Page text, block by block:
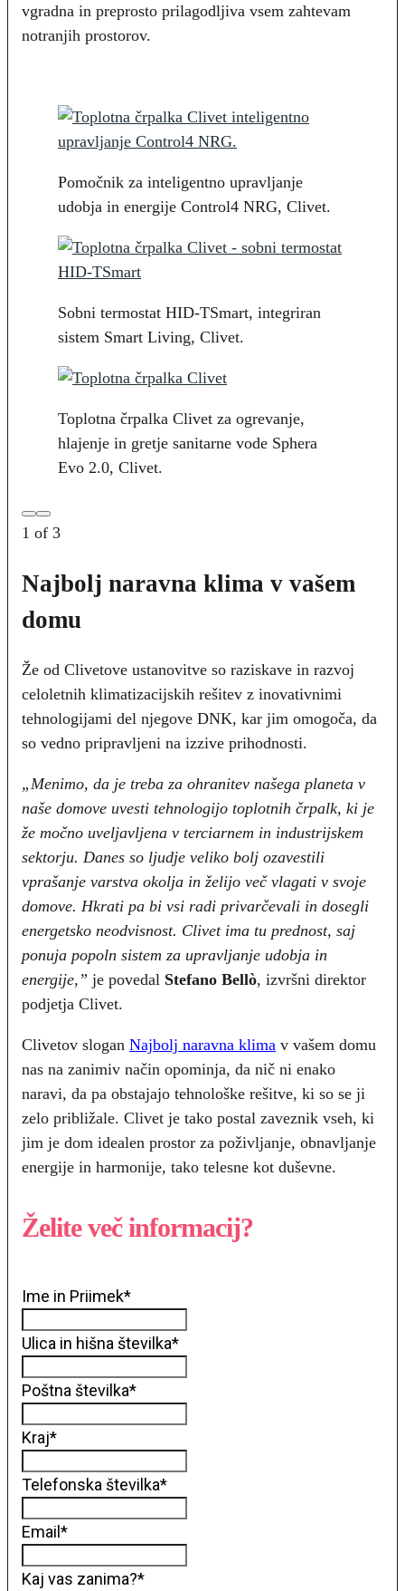
vgradna in preprosto prilagodljiva vsem zahtevam
notranjih prostorov.
Pomočnik za inteligentno upravljanje
udobja in energije Control4 NRG, Clivet.
Sobni termostat HID-TSmart, integriran
sistem Smart Living, Clivet.
Toplotna črpalka Clivet za ogrevanje,
hlajenje in gretje sanitarne vode Sphera
Evo 2.0, Clivet.
1 of 3
Najbolj naravna klima v vašem
domu
Že od Clivetove ustanovitve so raziskave in razvoj
celoletnih klimatizacijskih rešitev z inovativnimi
tehnologijami del njegove DNK, kar jim omogoča, da
so vedno pripravljeni na izzive prihodnosti.
„Menimo, da je treba za ohranitev našega planeta v
naše domove uvesti tehnologijo toplotnih črpalk, ki je
že močno uveljavljena v terciarnem in industrijskem
sektorju. Danes so ljudje veliko bolj ozavestili
vprašanje varstva okolja in želijo več vlagati v svoje
domove. Hkrati pa bi vsi radi privarčevali in dosegli
energetsko neodvisnost. Clivet ima tu prednost, saj
ponuja popoln sistem za upravljanje udobja in
energije,” je povedal Stefano Bellò, izvršni direktor
podjetja Clivet.
Clivetov slogan Najbolj naravna klima v vašem domu
nas na zanimiv način opominja, da nič ni enako
naravi, da pa obstajajo tehnološke rešitve, ki so se ji
zelo približale. Clivet je tako postal zaveznik vseh, ki
jim je dom idealen prostor za poživljanje, obnavljanje
energije in harmonije, tako telesne kot duševne.
Želite več informacij?
Ime in Priimek*
Ulica in hišna številka*
Poštna številka*
Kraj*
Telefonska številka*
Email *
Kaj vas zanima?*